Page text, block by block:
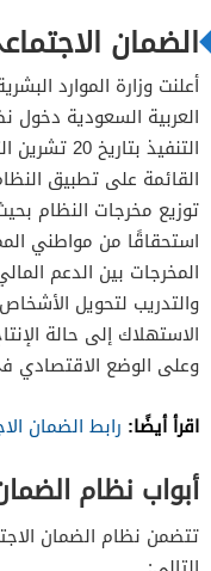
الضمان
أعلنت وزارة الموارد
العربية السعودية دخول
القائمة على تطبيق
توزيع مخرجات النظام
استحقاقًا من مواطني
المخرجات بين الدعم
والتدريب لتحويل
الاستهلاك إلى حالة
وعلى الوضع الاقتصادي
اقرأ أيضًا: رابط الضمان
أبواب نظام